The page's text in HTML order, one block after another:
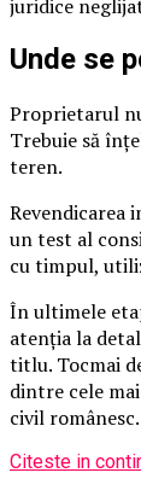
juridice
Unde se
Proprietarul
Trebuie să
teren.
Revendicarea
un test al
cu timpul,
În ultimele
atenția la
titlu. Tocmai
dintre cele
civil românesc.
Citeste in